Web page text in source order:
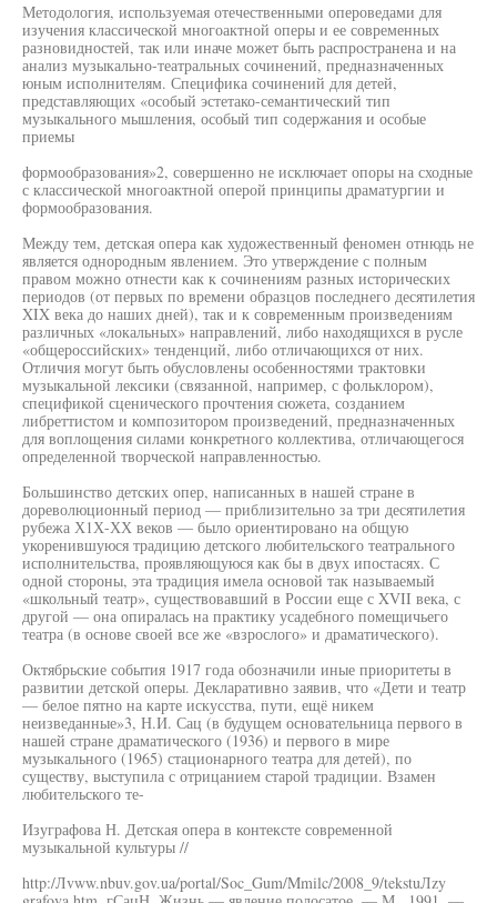
Методология, используемая отечественными опероведами для
изучения классической многоактной оперы и ее современных
разновидностей, так или иначе может быть распространена и на
анализ музыкально-театральных сочинений, предназначенных
юным исполнителям. Специфика сочинений для детей,
представляющих «особый эстетако-семантический тип
музыкального мышления, особый тип содержания и особые
приемы
формообразования»2, совершенно не исключает опоры на сходные
с классической многоактной оперой принципы драматургии и
формообразования.
Между тем, детская опера как художественный феномен отнюдь не
является однородным явлением. Это утверждение с полным
правом можно отнести как к сочинениям разных исторических
периодов (от первых по времени образцов последнего десятилетия
XIX века до наших дней), так и к современным произведениям
различных «локальных» направлений, либо находящихся в русле
«общероссийских» тенденций, либо отличающихся от них.
Отличия могут быть обусловлены особенностями трактовки
музыкальной лексики (связанной, например, с фольклором),
спецификой сценического прочтения сюжета, созданием
либреттистом и композитором произведений, предназначенных
для воплощения силами конкретного коллектива, отличающегося
определенной творческой направленностью.
Большинство детских опер, написанных в нашей стране в
дореволюционный период — приблизительно за три десятилетия
рубежа Х1Х-ХХ веков — было ориентировано на общую
укоренившуюся традицию детского любительского театрального
исполнительства, проявляющуюся как бы в двух ипостасях. С
одной стороны, эта традиция имела основой так называемый
«школьный театр», существовавший в России еще с XVII века, с
другой — она опиралась на практику усадебного помещичьего
театра (в основе своей все же «взрослого» и драматического).
Октябрьские события 1917 года обозначили иные приоритеты в
развитии детской оперы. Декларативно заявив, что «Дети и театр
— белое пятно на карте искусства, пути, ещё никем
неизведанные»3, Н.И. Сац (в будущем основательница первого в
нашей стране драматического (1936) и первого в мире
музыкального (1965) стационарного театра для детей), по
существу, выступила с отрицанием старой традиции. Взамен
любительского те-
Изуграфова Н. Детская опера в контексте современной
музыкальной культуры //
http:/Лvww.nbuv.gov.ua/portal/Soc_Gum/Mmilc/2008_9/tekstuЛzy